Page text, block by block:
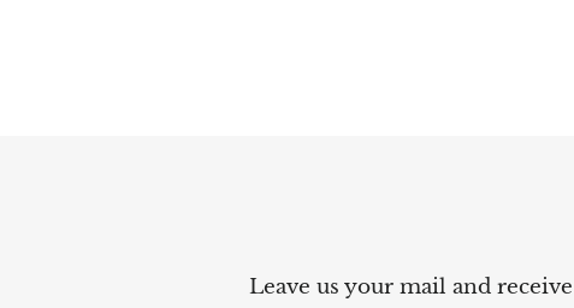
Leave us your mail and